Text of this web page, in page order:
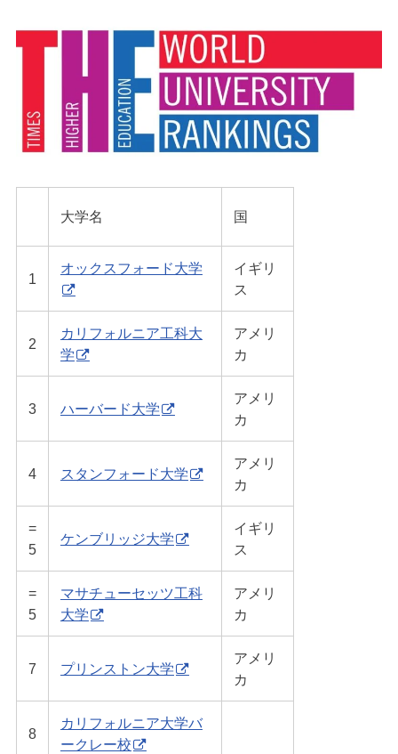
大学名 国
1
オックスフォード大学
イギリ
ス
2
カリフォルニア工科大
学
アメリ
カ
3 ハーバード大学
アメリ
カ
4 スタンフォード大学
アメリ
カ
=
5
ケンブリッジ大学
イギリ
ス
=
5
マサチューセッツ工科
大学
アメリ
カ
7 プリンストン大学
アメリ
カ
8
カリフォルニア大学バ
ークレー校